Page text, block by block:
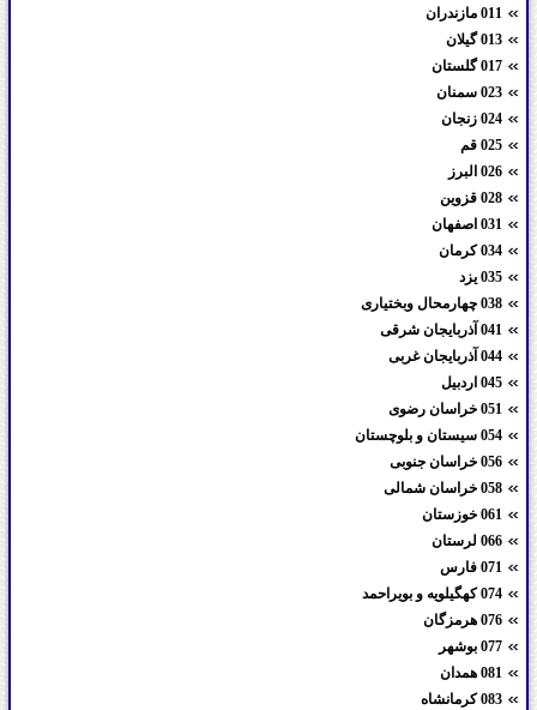
011 مازندران
013 گیلان
017 گلستان
023 سمنان
024 زنجان
025 قم
026 البرز
028 قزوین
031 اصفهان
034 کرمان
035 یزد
038 چهارمحال وبختیاری
041 آذربایجان شرقی
044 آذربایجان غربی
045 اردبیل
051 خراسان رضوی
054 سیستان و بلوچستان
056 خراسان جنوبی
058 خراسان شمالی
061 خوزستان
066 لرستان
071 فارس
074 کهگیلویه و بویراحمد
076 هرمزگان
077 بوشهر
081 همدان
083 کرمانشاه